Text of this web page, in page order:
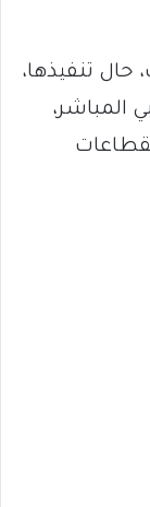
حال تنفيذها،
المباشر،